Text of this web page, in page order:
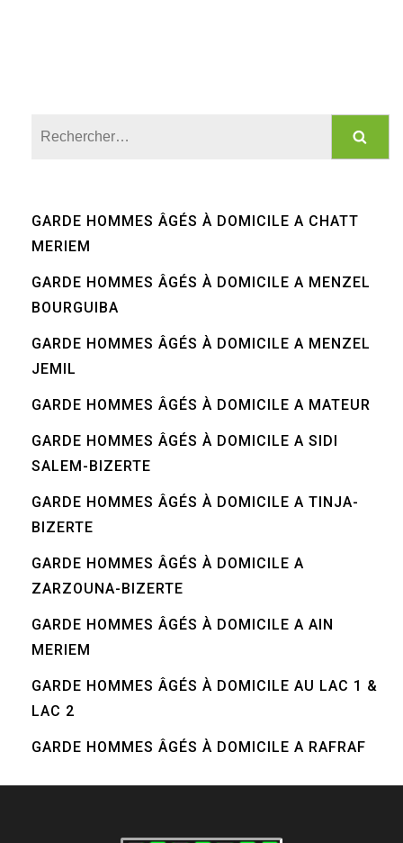
GARDE HOMMES ÂGÉS À DOMICILE A CHATT
MERIEM
GARDE HOMMES ÂGÉS À DOMICILE A MENZEL
BOURGUIBA
GARDE HOMMES ÂGÉS À DOMICILE A MENZEL
JEMIL
GARDE HOMMES ÂGÉS À DOMICILE A MATEUR
GARDE HOMMES ÂGÉS À DOMICILE A SIDI
SALEM-BIZERTE
GARDE HOMMES ÂGÉS À DOMICILE A TINJA-
BIZERTE
GARDE HOMMES ÂGÉS À DOMICILE A
ZARZOUNA-BIZERTE
GARDE HOMMES ÂGÉS À DOMICILE A AIN
MERIEM
GARDE HOMMES ÂGÉS À DOMICILE AU LAC 1 &
LAC 2
GARDE HOMMES ÂGÉS À DOMICILE A RAFRAF